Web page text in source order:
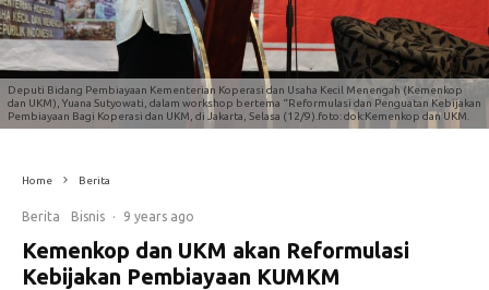
Deputi Bidang Pembiayaan Kementerian Koperasi dan Usaha Kecil Menengah (Kemenkop
dan UKM), Yuana Sutyowati, dalam workshop bertema “Reformulasi dan Penguatan Kebijakan
Pembiayaan Bagi Koperasi dan UKM, di Jakarta, Selasa (12/9).foto: dok:Kemenkop dan UKM.
Home Berita
Berita Bisnis · 9 years ago
Kemenkop dan UKM akan Reformulasi
Kebijakan Pembiayaan KUMKM